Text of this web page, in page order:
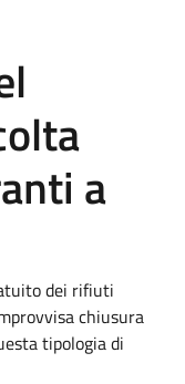
a
dei rifiuti
chiusura
tipologia di